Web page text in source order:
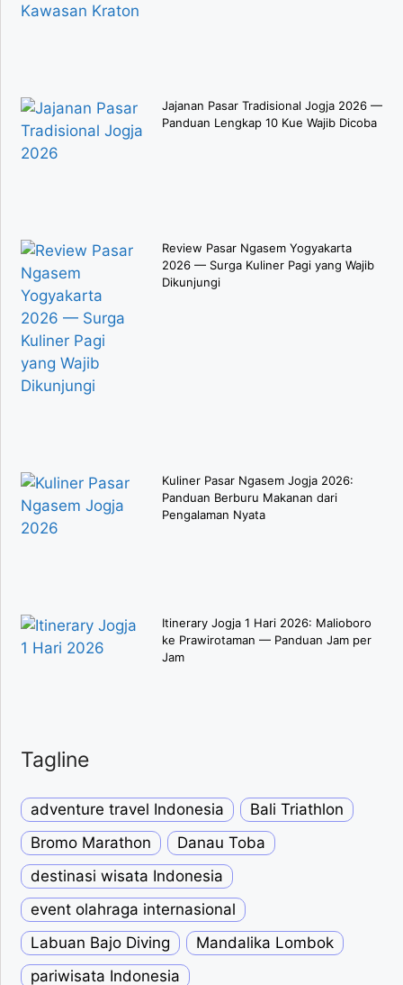
Jajanan Pasar Tradisional Jogja 2026 —
Panduan Lengkap 10 Kue Wajib Dicoba
Review Pasar Ngasem Yogyakarta
2026 — Surga Kuliner Pagi yang Wajib
Dikunjungi
Kuliner Pasar Ngasem Jogja 2026:
Panduan Berburu Makanan dari
Pengalaman Nyata
Itinerary Jogja 1 Hari 2026: Malioboro
ke Prawirotaman — Panduan Jam per
Jam
Tagline
adventure travel Indonesia
Bali Triathlon
Bromo Marathon
Danau Toba
destinasi wisata Indonesia
event olahraga internasional
Labuan Bajo Diving
Mandalika Lombok
pariwisata Indonesia